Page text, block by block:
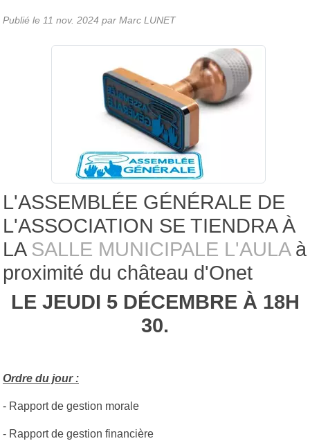
Publié le 11 nov. 2024 par Marc LUNET
L'ASSEMBLÉE GÉNÉRALE DE
L'ASSOCIATION SE TIENDRA À
LA SALLE MUNICIPALE L'AULAà
proximité du château d'Onet
LE JEUDI 5 DÉCEMBRE À 18H
30.
Ordre du jour :
- Rapport de gestion morale
- Rapport de gestion financière